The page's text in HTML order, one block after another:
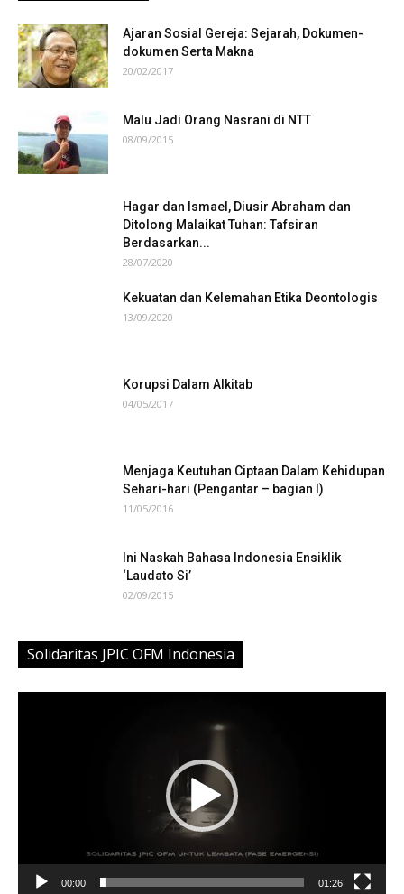
Ajaran Sosial Gereja: Sejarah, Dokumen-
dokumen Serta Makna
20/02/2017
Malu Jadi Orang Nasrani di NTT
08/09/2015
Hagar dan Ismael, Diusir Abraham dan
Ditolong Malaikat Tuhan: Tafsiran
Berdasarkan...
28/07/2020
Kekuatan dan Kelemahan Etika Deontologis
13/09/2020
Korupsi Dalam Alkitab
04/05/2017
Menjaga Keutuhan Ciptaan Dalam Kehidupan
Sehari-hari (Pengantar – bagian I)
11/05/2016
Ini Naskah Bahasa Indonesia Ensiklik
‘Laudato Si’
02/09/2015
Solidaritas JPIC OFM Indonesia
00:00 01:26